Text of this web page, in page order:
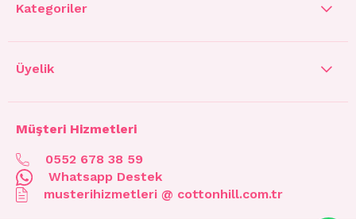
Kategoriler
Üyelik
Müşteri Hizmetleri
0552 678 38 59
Whatsapp Destek
musterihizmetleri @ cottonhill.com.tr